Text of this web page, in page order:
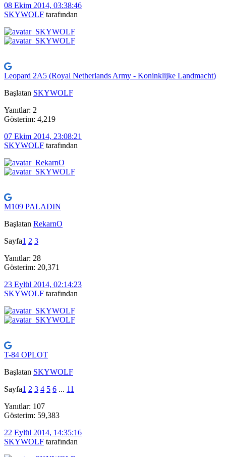
08 Ekim 2014, 03:38:46
SKYWOLF tarafından
Leopard 2A5 (Royal Netherlands Army - Koninklijke Landmacht)
Başlatan SKYWOLF
Yanıtlar: 2
Gösterim: 4,219
07 Ekim 2014, 23:08:21
SKYWOLF tarafından
M109 PALADIN
Başlatan RekarnO
Sayfa1 2 3
Yanıtlar: 28
Gösterim: 20,371
23 Eylül 2014, 02:14:23
SKYWOLF tarafından
T-84 OPLOT
Başlatan SKYWOLF
Sayfa1 2 3 4 5 6 ... 11
Yanıtlar: 107
Gösterim: 59,383
22 Eylül 2014, 14:35:16
SKYWOLF tarafından